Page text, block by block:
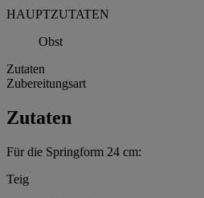
HAUPTZUTATEN
Obst
Zutaten
Zubereitungsart
Zutaten
Für die Springform 24 cm:
Teig